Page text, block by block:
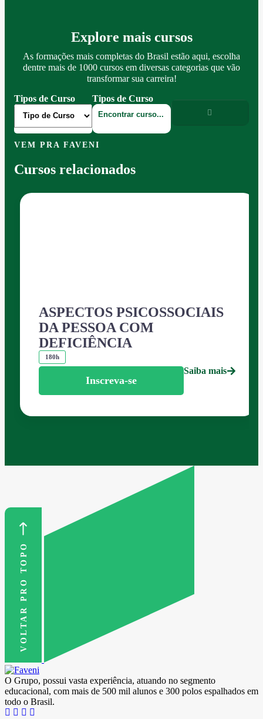
Explore mais cursos
As formações mais completas do Brasil estão aqui, escolha
dentre mais de 1000 cursos em diversas categorias que vão
transformar sua carreira!
Tipos de Curso
Tipos de Curso
VEM PRA FAVENI
Cursos relacionados
ASPECTOS PSICOSSOCIAIS
DA PESSOA COM
DEFICIÊNCIA
180h
Inscreva-se
Saiba mais
VOLTAR PRO TOPO
O Grupo, possui vasta experiência, atuando no segmento
educacional, com mais de 500 mil alunos e 300 polos espalhados em
todo o Brasil.